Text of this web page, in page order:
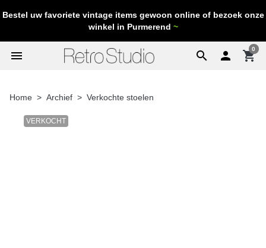
Bestel uw favoriete vintage items gewoon online of bezoek onze
winkel in Purmerend ~
search
menu  shopping_cart
0
Home Archief Verkochte stoelen
VERKOCHT